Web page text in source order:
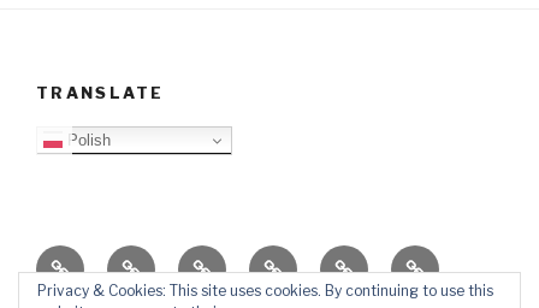
TRANSLATE
Polish
O
blogu
Top
Lista
Ewangelizacja
Father
Daniel
Video
Blog
PB
Privacy & Cookies: This site uses cookies. By continuing to use this